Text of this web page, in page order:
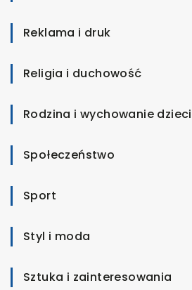
Reklama i druk
Religia i duchowość
Rodzina i wychowanie dzieci
Społeczeństwo
Sport
Styl i moda
Sztuka i zainteresowania